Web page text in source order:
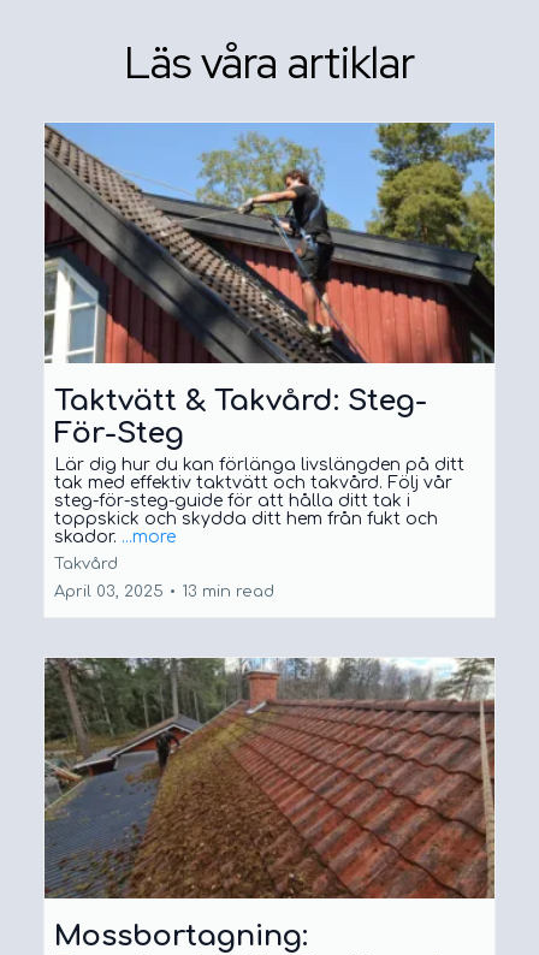
Läs våra artiklar
Taktvätt & Takvård: Steg-
För-Steg
Lär dig hur du kan förlänga livslängden på ditt
tak med effektiv taktvätt och takvård. Följ vår
steg-för-steg-guide för att hålla ditt tak i
toppskick och skydda ditt hem från fukt och
skador. ...more
Takvård
April 03, 2025 • 13 min read
Mossbortagning: